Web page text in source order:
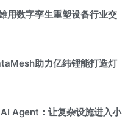
用数字孪生重塑设备行业交
助力亿纬锂能打造灯
Agent：让复杂设施进入小